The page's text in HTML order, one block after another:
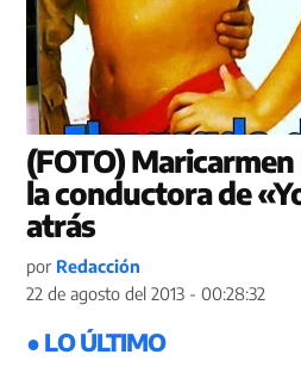
(FOTO)
la conductora de
atrás
por Redacción
22 de agosto del 2013 - 00:28:32
● LO ÚLTIMO